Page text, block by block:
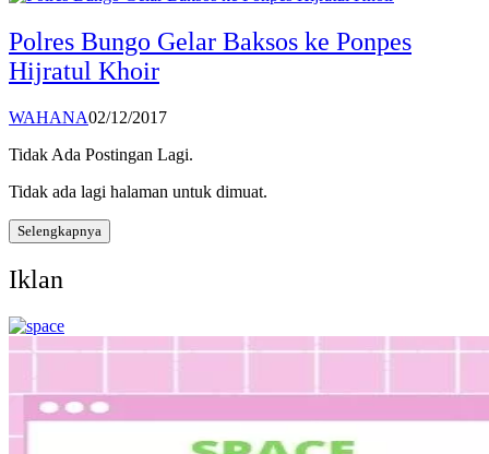
Polres Bungo Gelar Baksos ke Ponpes
Hijratul Khoir
WAHANA02/12/2017
Tidak Ada Postingan Lagi.
Tidak ada lagi halaman untuk dimuat.
Selengkapnya
Iklan